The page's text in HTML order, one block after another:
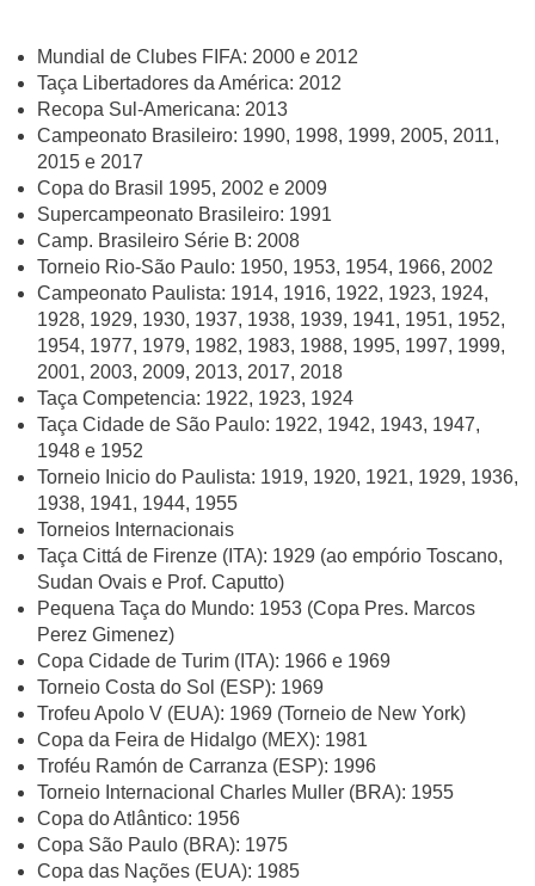
Mundial de Clubes FIFA: 2000 e 2012
Taça Libertadores da América: 2012
Recopa Sul-Americana: 2013
Campeonato Brasileiro: 1990, 1998, 1999, 2005, 2011,
2015 e 2017
Copa do Brasil 1995, 2002 e 2009
Supercampeonato Brasileiro: 1991
Camp. Brasileiro Série B: 2008
Torneio Rio-São Paulo: 1950, 1953, 1954, 1966, 2002
Campeonato Paulista: 1914, 1916, 1922, 1923, 1924,
1928, 1929, 1930, 1937, 1938, 1939, 1941, 1951, 1952,
1954, 1977, 1979, 1982, 1983, 1988, 1995, 1997, 1999,
2001, 2003, 2009, 2013, 2017, 2018
Taça Competencia: 1922, 1923, 1924
Taça Cidade de São Paulo: 1922, 1942, 1943, 1947,
1948 e 1952
Torneio Inicio do Paulista: 1919, 1920, 1921, 1929, 1936,
1938, 1941, 1944, 1955
Torneios Internacionais
Taça Cittá de Firenze (ITA): 1929 (ao empório Toscano,
Sudan Ovais e Prof. Caputto)
Pequena Taça do Mundo: 1953 (Copa Pres. Marcos
Perez Gimenez)
Copa Cidade de Turim (ITA): 1966 e 1969
Torneio Costa do Sol (ESP): 1969
Trofeu Apolo V (EUA): 1969 (Torneio de New York)
Copa da Feira de Hidalgo (MEX): 1981
Troféu Ramón de Carranza (ESP): 1996
Torneio Internacional Charles Muller (BRA): 1955
Copa do Atlântico: 1956
Copa São Paulo (BRA): 1975
Copa das Nações (EUA): 1985